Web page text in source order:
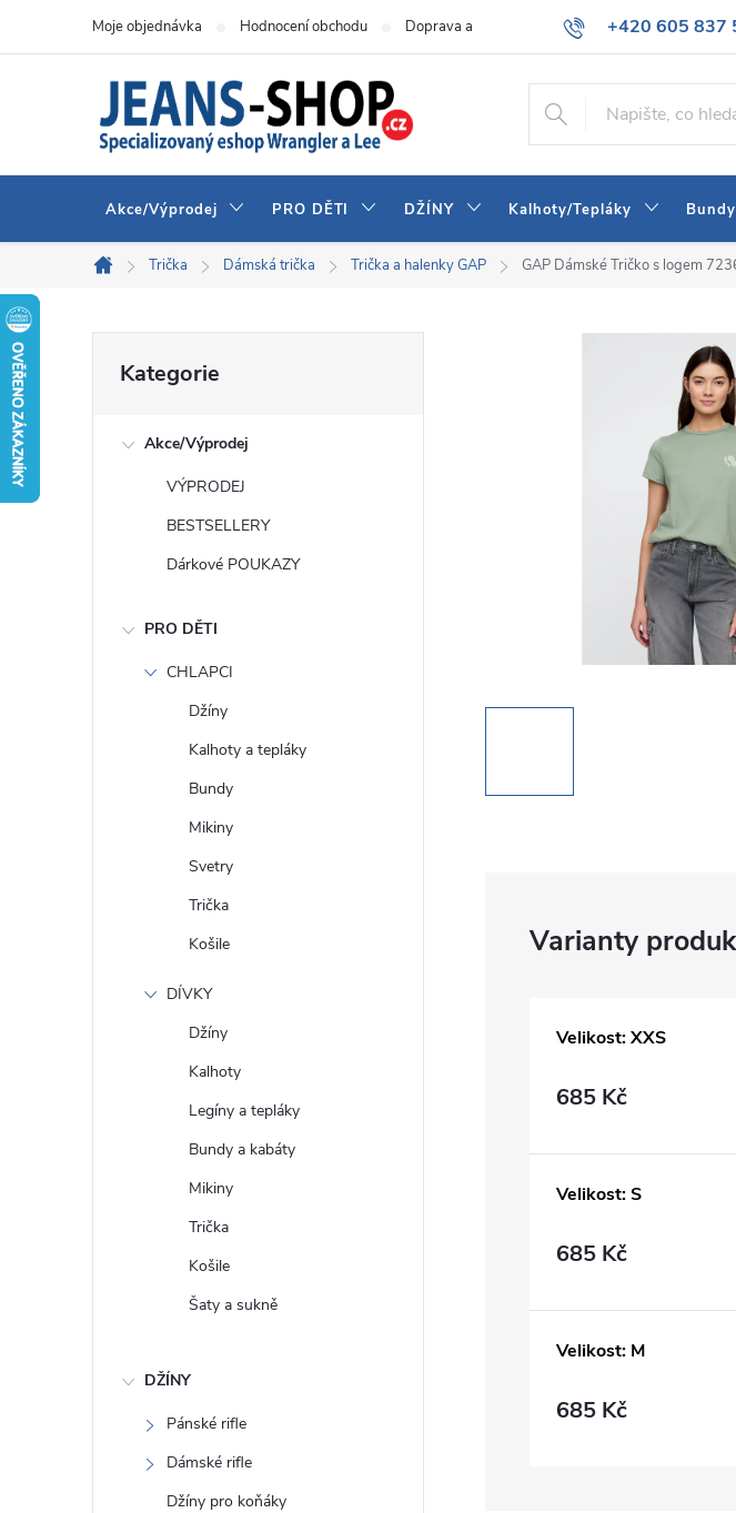
+420 605 837
info@jeans-
Moje objednávka Hodnocení obchodu Doprava a platba Obchodní podmínky
Akce/Výprodej PRO DĚTI DŽÍNY Kalhoty/Tepláky Bundy
Domů
Trička Dámská trička Trička a halenky GAP GAP Dámské Tričko s logem
kategorie
Kategorie
Akce/Výprodej
VÝPRODEJ
BESTSELLERY
Dárkové POUKAZY
PRO DĚTI
CHLAPCI
Džíny
Kalhoty a tepláky
Bundy
Mikiny
Svetry
Trička
Košile
DÍVKY
Džíny
Kalhoty
Legíny a tepláky
Bundy a kabáty
Mikiny
Trička
Košile
Šaty a sukně
DŽÍNY
Pánské rifle
Dámské rifle
Džíny pro koňáky
Velikost: XXS
685 Kč
Velikost: S
685 Kč
Velikost: M
685 Kč